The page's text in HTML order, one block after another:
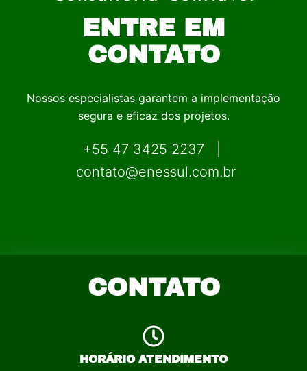
ENTRE EM
CONTATO
Nossos especialistas garantem a implementação
segura e eficaz dos projetos.
+55 47 3425 2237 |
contato@enessul.com.br
CONTATO
HORÁRIO ATENDIMENTO